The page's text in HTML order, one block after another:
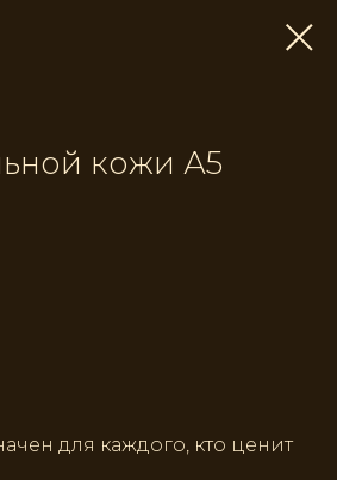
кожи А5
для каждого, кто ценит